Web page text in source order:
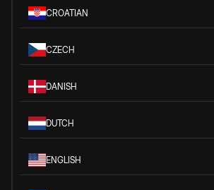
CROATIAN
CZECH
DANISH
DUTCH
ENGLISH